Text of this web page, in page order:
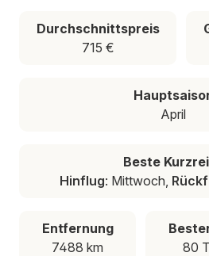
Durchschnittspreis
715 €
April
Beste
Hinflug: Mittwoch,
Entfernung
7488 km
80